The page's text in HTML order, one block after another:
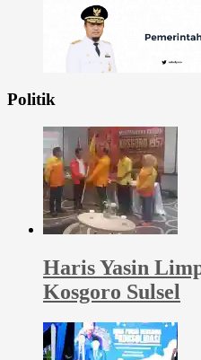
Politik
Haris Yasin
Kosgoro Sulsel